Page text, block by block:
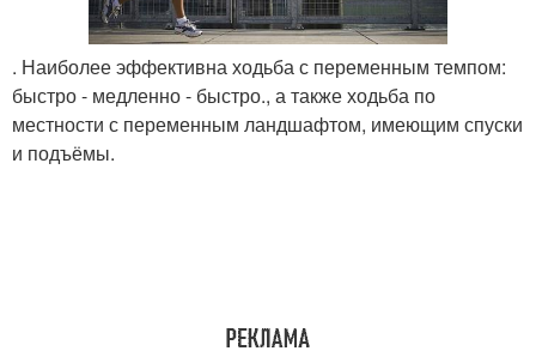
. Наиболее эффективна ходьба с переменным темпом:
быстро - медленно - быстро., а также ходьба по
местности с переменным ландшафтом, имеющим спуски
и подъёмы.